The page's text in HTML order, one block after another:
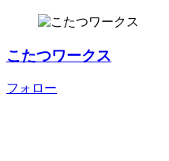
こたつワークス
フォロー